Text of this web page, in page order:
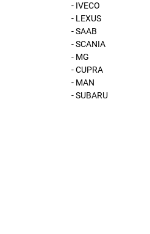
- IVECO
- LEXUS
- SAAB
- SCANIA
- MG
- CUPRA
- MAN
- SUBARU